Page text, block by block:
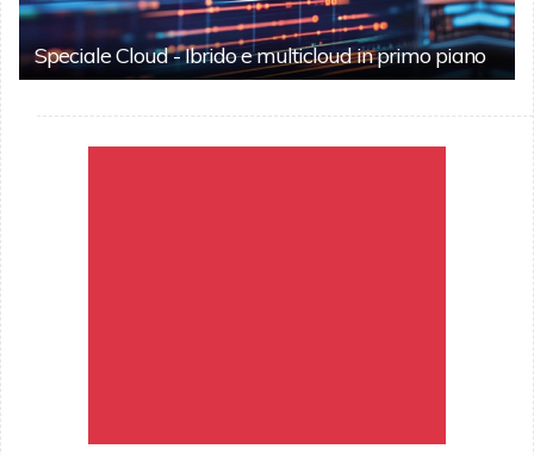
Speciale Cloud - Ibrido e multicloud in primo piano